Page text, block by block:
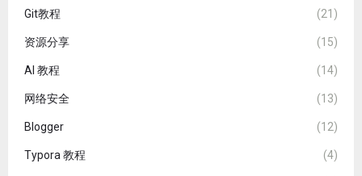
Git教程 (21)
资源分享 (15)
AI 教程 (14)
网络安全 (13)
Blogger (12)
Typora 教程 (4)